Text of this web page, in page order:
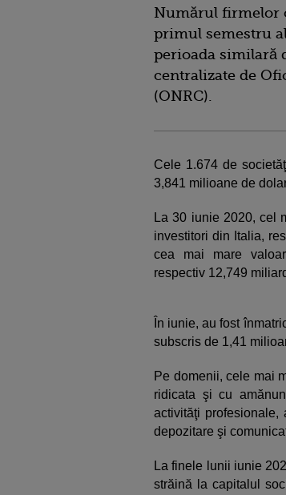
Numărul firmelor
primul semestru
perioada similară
centralizate de
(ONRC).
Cele 1.674 de
3,841 milioane de
La 30 iunie 2020, cel
investitori din Italia,
cea mai mare
respectiv 12,749
În iunie, au fost
subscris de 1,41
Pe domenii, cele mai
ridicata şi cu
activităţi profesionale,
depozitare şi
La finele lunii iunie
străină la capitalul